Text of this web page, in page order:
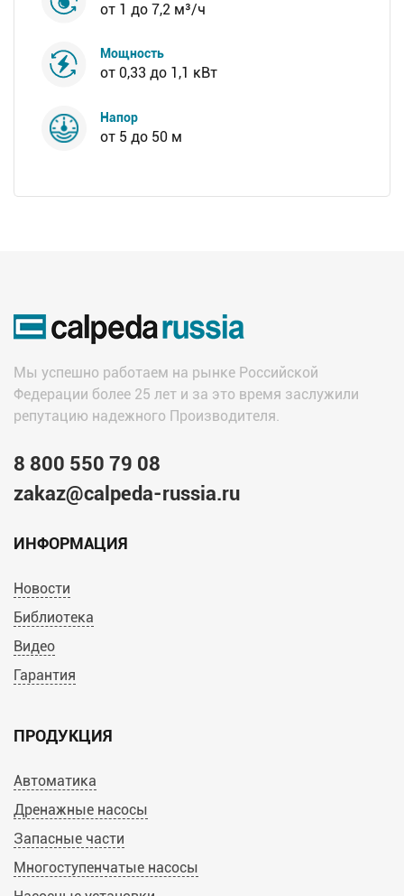
от 1 до 7,2 м³/ч
Мощность
от 0,33 до 1,1 кВт
Напор
от 5 до 50 м
Мы успешно работаем на рынке Российской
Федерации более 25 лет и за это время заслужили
репутацию надежного Производителя.
8 800 550 79 08
zakaz@calpeda-russia.ru
ИНФОРМАЦИЯ
Новости
Библиотека
Видео
Гарантия
ПРОДУКЦИЯ
Автоматика
Дренажные насосы
Запасные части
Многоступенчатые насосы